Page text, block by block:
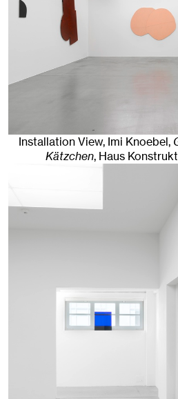
Installation View, Imi Knoebel,
Kätzchen, Haus